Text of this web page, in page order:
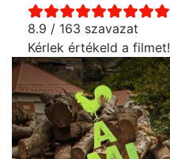
8.9 / 163 szavazat
Kérlek értékeld a filmet!